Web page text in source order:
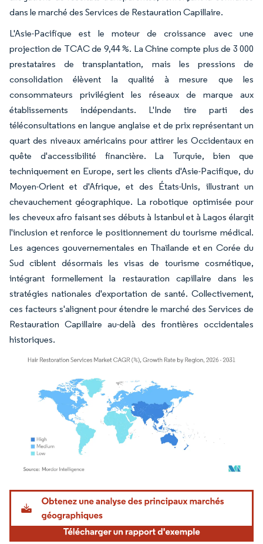
dans le marché des Services de Restauration Capillaire.
L'Asie-Pacifique est le moteur de croissance avec une
projection de TCAC de 9,44 %. La Chine compte plus de 3 000
prestataires de transplantation, mais les pressions de
consolidation élèvent la qualité à mesure que les
consommateurs privilégient les réseaux de marque aux
établissements indépendants. L'Inde tire parti des
téléconsultations en langue anglaise et de prix représentant un
quart des niveaux américains pour attirer les Occidentaux en
quête d'accessibilité financière. La Turquie, bien que
techniquement en Europe, sert les clients d'Asie-Pacifique, du
Moyen-Orient et d'Afrique, et des États-Unis, illustrant un
chevauchement géographique. La robotique optimisée pour
les cheveux afro faisant ses débuts à Istanbul et à Lagos élargit
l'inclusion et renforce le positionnement du tourisme médical.
Les agences gouvernementales en Thaïlande et en Corée du
Sud ciblent désormais les visas de tourisme cosmétique,
intégrant formellement la restauration capillaire dans les
stratégies nationales d'exportation de santé. Collectivement,
ces facteurs s'alignent pour étendre le marché des Services de
Restauration Capillaire au-delà des frontières occidentales
historiques.
Image © Mordor Intelligence. La réutilisation nécessite une attribution sous CC BY